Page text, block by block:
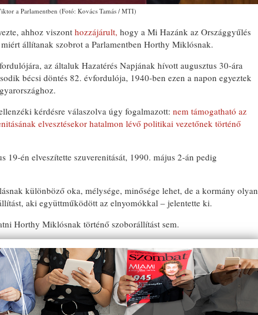
a Parlamentben (Fotó: Kovács Tamás / MTI)
ahhoz viszont hozzájárult, hogy a Mi Hazánk az Országgyűlés
állítanak szobrot a Parlamentben Horthy Miklósnak.
az általuk Hazatérés Napjának hívott augusztus 30-ára
bécsi döntés 82. évfordulója, 1940-ben ezen a napon egyeztek
kérdésre válaszolva úgy fogalmazott: nem támogatható az
elvesztésekor hatalmon lévő politikai vezetőnek történő
19-én elveszítette szuverenitását, 1990. május 2-án pedig
különböző oka, mélysége, minősége lehet, de a kormány olyan
aki együttműködött az elnyomókkal – jelentette ki.
Horthy Miklósnak történő szoborállítást sem.